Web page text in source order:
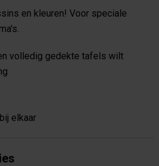
en kleuren! Voor speciale
volledig gedekte tafels wilt
elkaar